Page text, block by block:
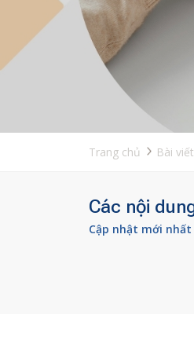
Trang chủ Bài viết
Các nội
Cập nhật mới nhất